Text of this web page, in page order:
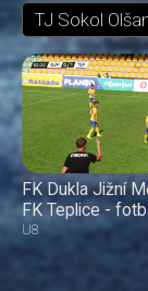
TJ Sokol
FK Dukla Jižní
FK Teplice -
U8